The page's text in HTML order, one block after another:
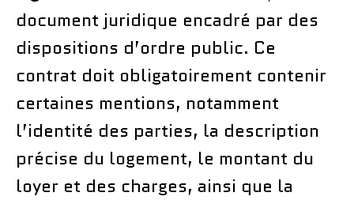
document juridique encadré par des
dispositions d’ordre public. Ce
contrat doit obligatoirement contenir
certaines mentions, notamment
l’identité des parties, la description
précise du logement, le montant du
loyer et des charges, ainsi que la